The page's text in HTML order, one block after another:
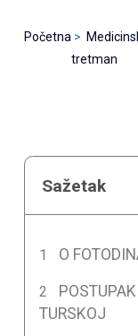
Početna
tretman
Sažetak
O
TURSKOJ